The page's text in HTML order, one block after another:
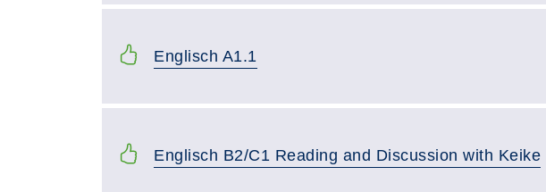
Englisch A1.1
Englisch B2/C1 Reading and Discussion with Keike